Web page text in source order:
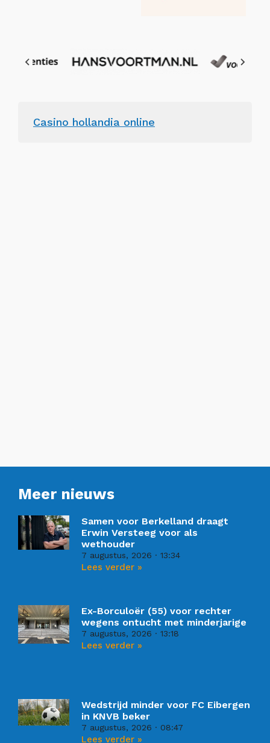
Casino hollandia online
Meer nieuws
Samen voor Berkelland draagt
Erwin Versteeg voor als
wethouder
7 augustus, 2026 13:34
Lees verder »
Ex-Borculoër (55) voor rechter
wegens ontucht met minderjarige
7 augustus, 2026 13:18
Lees verder »
Wedstrijd minder voor FC Eibergen
in KNVB beker
7 augustus, 2026 08:47
Lees verder »